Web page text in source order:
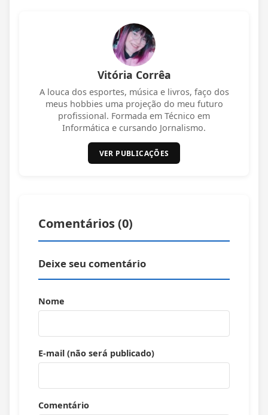
Vitória Corrêa
A louca dos esportes, música e livros, faço dos
meus hobbies uma projeção do meu futuro
profissional. Formada em Técnico em
Informática e cursando Jornalismo.
VER PUBLICAÇÕES
Comentários (0)
Deixe seu comentário
Nome
E-mail (não será publicado)
Comentário